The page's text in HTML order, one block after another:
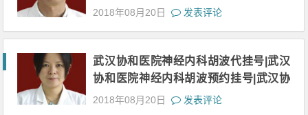
汉协和医院神经内科孙圣刚网上挂号|武
2018年08月20日 发表评论
武汉协和医院神经内科胡波代挂号|武汉
协和医院神经内科胡波预约挂号|武汉协
和医院神经内科胡波网上挂号|武汉协和
2018年08月20日 发表评论